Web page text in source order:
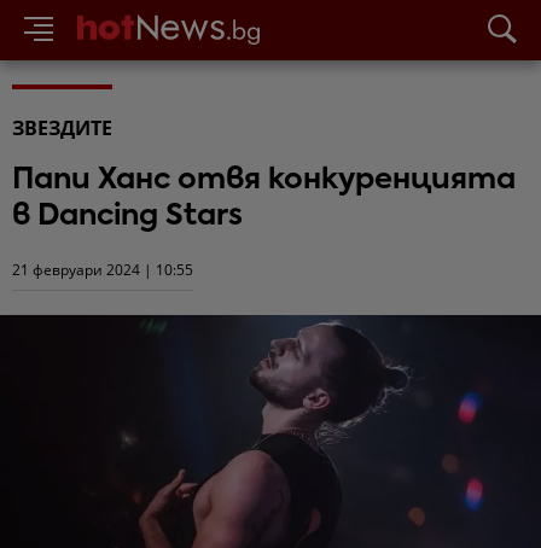
ЗВЕЗДИТЕ
Папи Ханс отвя конкуренцията
в Dancing Stars
21 февруари 2024 | 10:55